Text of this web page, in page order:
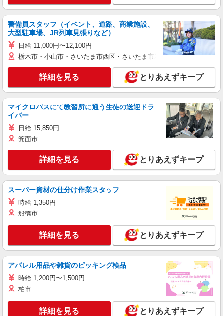
警備員スタッフ（イベント、道路、商業施設、
大型駐車場、JR列車見張りなど）
日給 11,000円〜12,100円
栃木市・小山市・さいたま市西区・さいたま市岩槻区・久喜市・蓮田
詳細を見る とりあえずキープ
マイクロバスにて教習所に通う生徒の送迎ドラ
イバー
日給 15,850円
箕面市
詳細を見る とりあえずキープ
スーパー資材の仕分け作業スタッフ
時給 1,350円
船橋市
詳細を見る とりあえずキープ
アパレル用品や雑貨のピッキング検品
時給 1,200円〜1,500円
柏市
詳細を見る とりあえずキープ